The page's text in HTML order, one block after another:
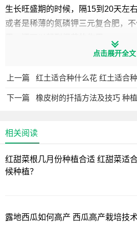
生长旺盛期的时候，隔15到20天左
或者是稀薄的氮磷钾三元复合肥，
3、吊兰。吊兰在春夏生长旺盛期
小植株，这些小的植株像折纸鹤一
的时候，清风徐来，折鹤兰给人灵
燥，以后浇一次透水。平常的时候养
旺盛期的时候，隔20到30天左右，
元复合肥，就可以把吊兰养得很好。
以上[绿植迷网]介绍的夏季适合
点击展开全文
上一篇 红土适合种什么花 红土适合
下一篇 橡皮树的扦插方法及技巧 种
相关阅读
红甜菜根几月份种植合适 红甜菜适
候种植？
露地西瓜如何高产 西瓜高产栽培技